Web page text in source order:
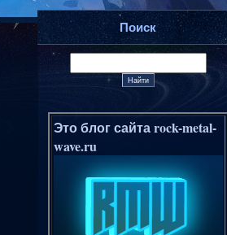
Поиск
Это блог сайта rock-metal-
wave.ru